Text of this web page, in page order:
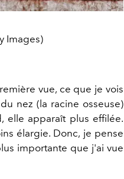
Images)
vue, ce que je vois
nez (la racine osseuse)
elle apparaît plus effilée.
élargie. Donc, je pense
importante que j'ai vue